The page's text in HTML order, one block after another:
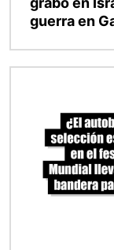
guerra en